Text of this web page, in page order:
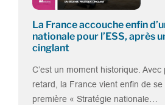
La France accouche enfin
nationale pour l’ESS, après
cinglant
C’est un moment historique.
retard, la France vient enfin de
première « Stratégie nationale…